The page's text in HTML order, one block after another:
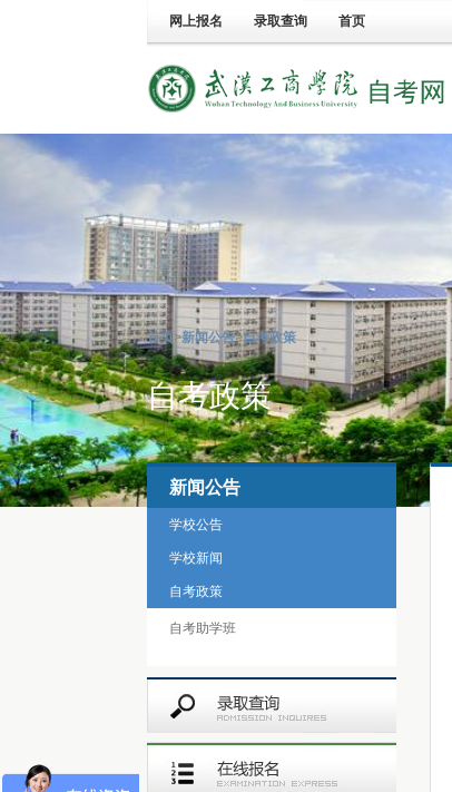
网上报名 录取查询 首页
首页 >新闻公告>自考政策
自考政策
新闻公告
学校公告
学校新闻
自考政策
自考助学班